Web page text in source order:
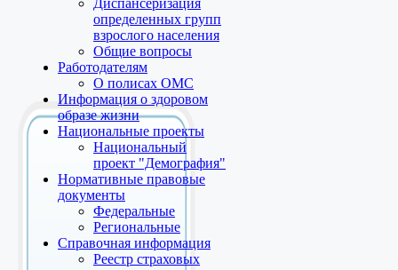
Диспансеризация
определенных групп
взрослого населения
Общие вопросы
Работодателям
О полисах ОМС
Информация о здоровом
образе жизни
Национальные проекты
Национальный
проект "Демография"
Нормативные правовые
документы
Федеральные
Региональные
Справочная информация
Реестр страховых